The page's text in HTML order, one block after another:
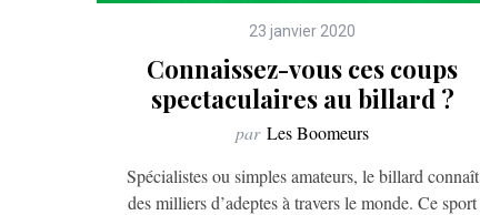
23 janvier 2020
Connaissez-vous ces coups
spectaculaires au billard ?
par Les Boomeurs
Spécialistes ou simples amateurs, le billard connaît
des milliers d’adeptes à travers le monde. Ce sport